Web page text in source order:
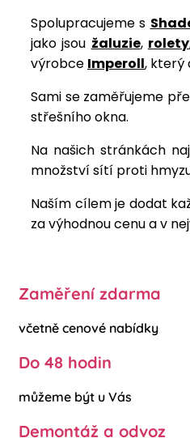
Spolupracujeme s
jako jsou žaluzie, rolety
výrobce Imperoll, který
Sami se zaměřujeme
střešního okna.
Na našich stránkách
množství sítí proti
Naším cílem je dodat
za výhodnou cenu a v
Zaměření zdarma
včetně cenové nabídky
Do 48 hodin
můžeme být u Vás
Demontáž a odvoz